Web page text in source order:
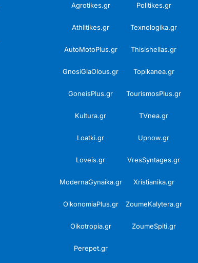
Agrotikes.gr Politikes.gr
Athlitikes.gr Texnologika.gr
AutoMotoPlus.gr Thisishellas.gr
GnosiGiaOlous.gr Topikanea.gr
GoneisPlus.gr TourismosPlus.gr
Kultura.gr TVnea.gr
Loatki.gr Upnow.gr
Loveis.gr VresSyntages.gr
ModernaGynaika.gr Xristianika.gr
OikonomiaPlus.gr ZoumeKalytera.gr
Oikotropia.gr ZoumeSpiti.gr
Perepet.gr